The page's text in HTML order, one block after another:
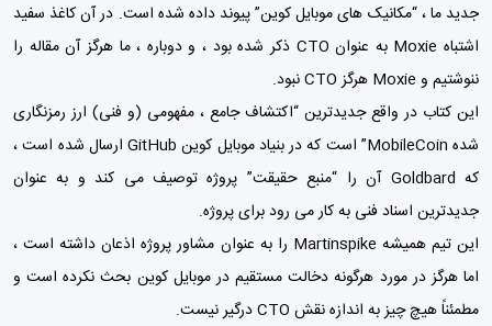
جدید ما ، “مکانیک های موبایل کوین” پیوند داده شده است. در آن کاغذ سفید
اشتباه Moxie به عنوان CTO ذکر شده بود ، و دوباره ، ما هرگز آن مقاله را
ننوشتیم و Moxie هرگز CTO نبود.
این کتاب در واقع جدیدترین “اکتشاف جامع ، مفهومی (و فنی) ارز رمزنگاری
شده MobileCoin” است که در بنیاد موبایل کوین GitHub ارسال شده است ،
که Goldbard آن را “منبع حقیقت” پروژه توصیف می کند و به عنوان
جدیدترین اسناد فنی به کار می رود برای پروژه.
این تیم همیشه Martinspike را به عنوان مشاور پروژه اذعان داشته است ،
اما هرگز در مورد هرگونه دخالت مستقیم در موبایل کوین بحث نکرده است و
مطمئناً هیچ چیز به اندازه نقش CTO درگیر نیست.